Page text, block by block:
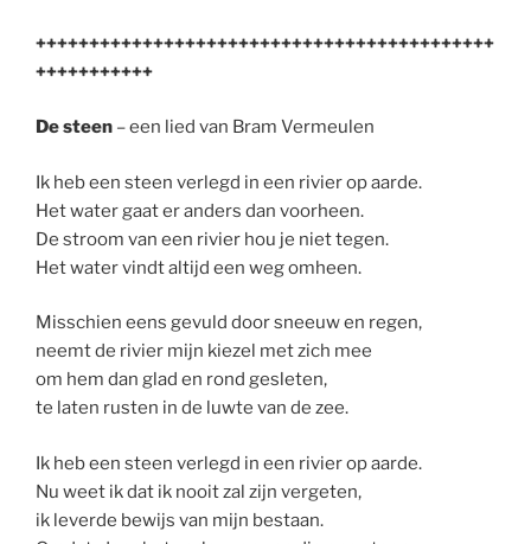
+++++++++++++++++++++++++++++++++++++++++++
+++++++++++
De steen – een lied van Bram Vermeulen
Ik heb een steen verlegd in een rivier op aarde.
Het water gaat er anders dan voorheen.
De stroom van een rivier hou je niet tegen.
Het water vindt altijd een weg omheen.
Misschien eens gevuld door sneeuw en regen,
neemt de rivier mijn kiezel met zich mee
om hem dan glad en rond gesleten,
te laten rusten in de luwte van de zee.
Ik heb een steen verlegd in een rivier op aarde.
Nu weet ik dat ik nooit zal zijn vergeten,
ik leverde bewijs van mijn bestaan.